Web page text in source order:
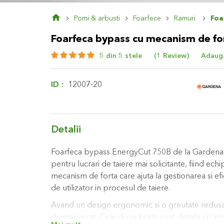
Pomi & arbusti Foarfece Ramuri
Foarfeca bypass cu mecanism de
Rating:
5 din 5 stele 1 Review
ID 12007-20
Detalii
Foarfeca bypass EnergyCut 750B de la
pentru lucrari de taiere mai solicitante, fiind
mecanism de forta care ajuta la gestionarea si
de utilizator in procesul de taiere.
Avand un design ergonomic si o greutate
de manevrat. Cele doua brate sunt dotate cu